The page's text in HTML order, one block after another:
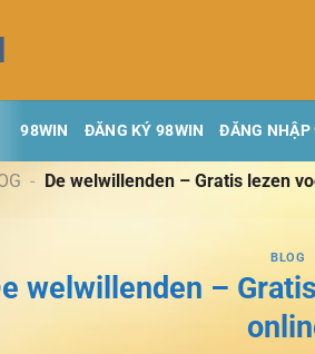
98WIN ĐĂNG KÝ 98WIN ĐĂNG NHẬP
- De welwillenden – Gratis lezen
BLOG
welwillenden –